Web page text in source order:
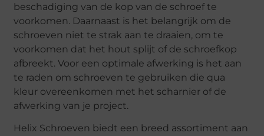
beschadiging van de kop van de schroef te
voorkomen. Daarnaast is het belangrijk om de
schroeven niet te strak aan te draaien, om te
voorkomen dat het hout splijt of de schroefkop
afbreekt. Voor een optimale afwerking is het aan
te raden om schroeven te gebruiken die qua
kleur overeenkomen met het scharnier of de
afwerking van je project.
Helix Schroeven biedt een breed assortiment aan